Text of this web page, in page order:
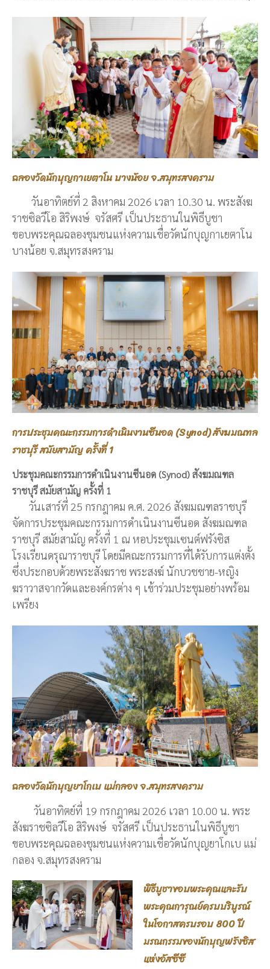
ฉลองวัดนักบุญกาเยตาโน บางน้อย จ.สมุทรสงคราม
วันอาทิตย์ที่ 2 สิงหาคม 2026 เวลา 10.30 น. พระสังฆ
ราชซิลวีโอ สิริพงษ์ จรัสศรี เป็นประธานในพิธีบูชา
ขอบพระคุณฉลองชุมชนแห่งความเชื่อวัดนักบุญกาเยตาโน
บางน้อย จ.สมุทรสงคราม
การประชุมคณะกรรมการดำเนินงานซีนอด (Synod) สังฆมณฑล
ราชบุรี สมัยสามัญ ครั้งที่ 1
ประชุมคณะกรรมการดำเนินงานซีนอด (Synod) สังฆมณฑล
ราชบุรี สมัยสามัญ ครั้งที่ 1
วันเสาร์ที่ 25 กรกฎาคม ค.ศ. 2026 สังฆมณฑลราชบุรี
จัดการประชุมคณะกรรมการดำเนินงานซีนอด สังฆมณฑล
ราชบุรี สมัยสามัญ ครั้งที่ 1 ณ หอประชุมเซนต์ฟรังซิส
โรงเรียนดรุณาราชบุรี โดยมีคณะกรรมการที่ได้รับการแต่งตั้ง
ซึ่งประกอบด้วยพระสังฆราช พระสงฆ์ นักบวชชาย-หญิง
ฆราวาสจากวัดและองค์กรต่าง ๆ เข้าร่วมประชุมอย่างพร้อม
เพรียง
ฉลองวัดนักบุญยาโกเบ แม่กลอง จ.สมุทรสงคราม
วันอาทิตย์ที่ 19 กรกฎาคม 2026 เวลา 10.00 น. พระ
สังฆราชซิลวีโอ สิริพงษ์ จรัสศรี เป็นประธานในพิธีบูชา
ขอบพระคุณฉลองชุมชนแห่งความเชื่อวัดนักบุญยาโกเบ แม่
กลอง จ.สมุทรสงคราม
พิธีบูชาขอบพระคุณและรับ
พระคุณการุณย์ครบบริบูรณ์
ในโอกาสครบรอบ 800 ปี
มรณกรรมของนักบุญฟรังซิส
แห่งอัสซีซี